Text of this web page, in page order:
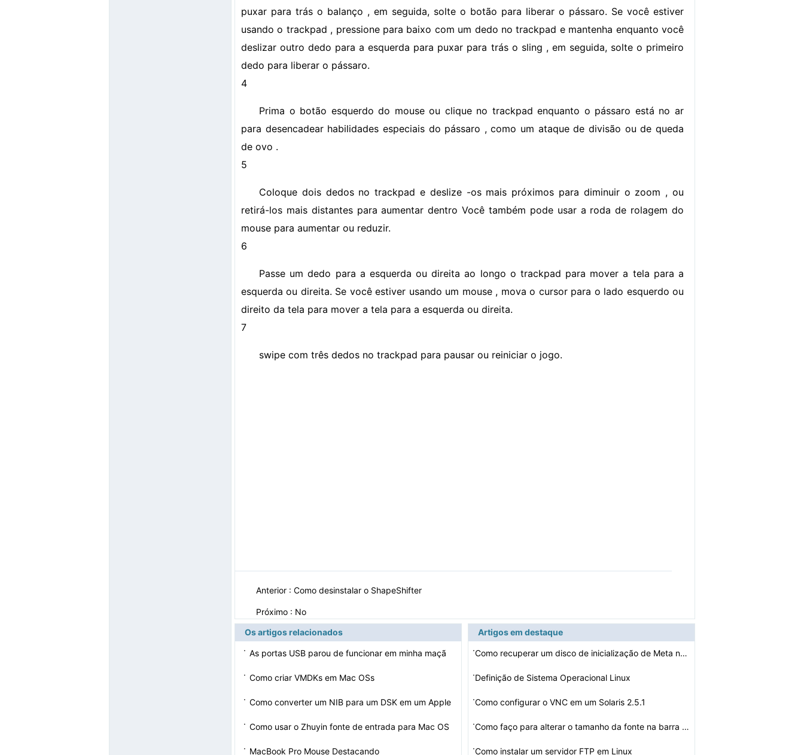
puxar para trás o balanço , em seguida, solte o botão para liberar o pássaro. Se você estiver
usando o trackpad , pressione para baixo com um dedo no trackpad e mantenha enquanto você
deslizar outro dedo para a esquerda para puxar para trás o sling , em seguida, solte o primeiro
dedo para liberar o pássaro.
4
Prima o botão esquerdo do mouse ou clique no trackpad enquanto o pássaro está no ar
para desencadear habilidades especiais do pássaro , como um ataque de divisão ou de queda
de ovo .
5
Coloque dois dedos no trackpad e deslize -os mais próximos para diminuir o zoom , ou
retirá-los mais distantes para aumentar dentro Você também pode usar a roda de rolagem do
mouse para aumentar ou reduzir.
6
Passe um dedo para a esquerda ou direita ao longo o trackpad para mover a tela para a
esquerda ou direita. Se você estiver usando um mouse , mova o cursor para o lado esquerdo ou
direito da tela para mover a tela para a esquerda ou direita.
7
swipe com três dedos no trackpad para pausar ou reiniciar o jogo.
Anterior : Como desinstalar o ShapeShifter
Próximo : No
Os artigos relacionados
· As portas USB parou de funcionar em minha maçã
· Como criar VMDKs em Mac OSs
· Como converter um NIB para um DSK em um Apple
· Como usar o Zhuyin fonte de entrada para Mac OS
· MacBook Pro Mouse Destacando
Artigos em destaque
·
Como recuperar um disco de inicialização de Meta no S…
·Definição de Sistema Operacional Linux
·Como configurar o VNC em um Solaris 2.5.1
· Como faço para alterar o tamanho da fonte na barra de …
·Como instalar um servidor FTP em Linux